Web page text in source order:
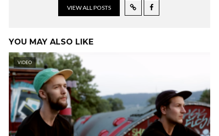
VIEW ALL POSTS
YOU MAY ALSO LIKE
VIDEO